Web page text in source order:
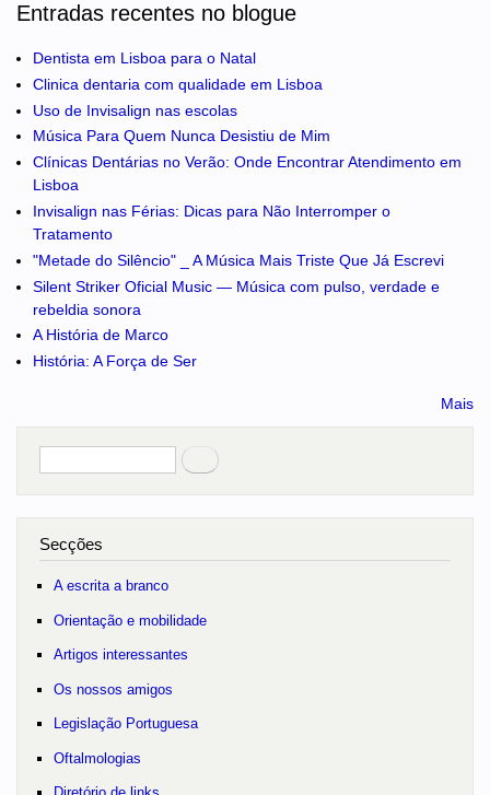
Entradas recentes no blogue
Dentista em Lisboa para o Natal
Clinica dentaria com qualidade em Lisboa
Uso de Invisalign nas escolas
Música Para Quem Nunca Desistiu de Mim
Clínicas Dentárias no Verão: Onde Encontrar Atendimento em
Lisboa
Invisalign nas Férias: Dicas para Não Interromper o
Tratamento
"Metade do Silêncio" _ A Música Mais Triste Que Já Escrevi
Silent Striker Oficial Music — Música com pulso, verdade e
rebeldia sonora
A História de Marco
História: A Força de Ser
Mais
Pesquisar
Secções
A escrita a branco
Orientação e mobilidade
Artigos interessantes
Os nossos amigos
Legislação Portuguesa
Oftalmologias